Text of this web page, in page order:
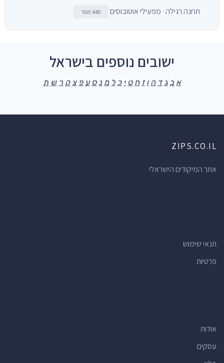
תחנה רגילה · מפעילי אוטובוסים 440 מטר
ישובים נוספים בישראל
א ב ג ד ה ו ז ח ט י כ ל מ נ ס ע פ צ ק ר ש ת
ZIPS.CO.IL
אתר המיקודים הישראלי
תנאי שימוש
פרטיות
אודות
עסקים